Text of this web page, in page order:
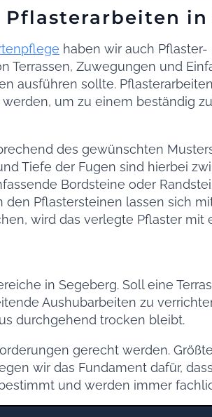
in
haben wir auch
Terrassen, Zuwegungen und
ausführen sollte.
um zu einem beständig
des gewünschten
Tiefe der Fugen sind hierbei
Bordsteine oder
Pflastersteinen lassen sich
wird das verlegte Pflaster mit
in Segeberg. Soll eine
Aushubarbeiten zu
durchgehend trocken bleibt.
gerecht werden.
wir das Fundament dafür,
und werden immer